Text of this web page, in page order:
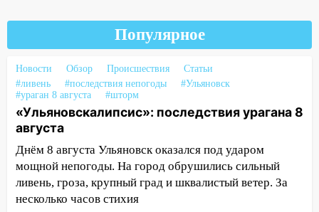
празднованию Дня сотрудника органов
следствия Российской Федерации
19:30
Ульяновцев приглашают
поддержать «Симбирскую чебурашку»
на фестивале «ФормАРТ»
18:11 Ульяновская область стала
пилотным регионом проекта
«Культурное долголетие»
17:23
Прогноз погоды в Ульяновской
области на 8 августа
Популярное
Новости Обзор Происшествия
Статьи
#ливень
#последствия непогоды
#Ульяновск
#ураган 8 августа
#шторм
«Ульяновскалипсис»: последствия урагана 8
августа
Днём 8 августа Ульяновск оказался под ударом
мощной непогоды. На город обрушились сильный
ливень, гроза, крупный град и шквалистый ветер. За
несколько часов стихия